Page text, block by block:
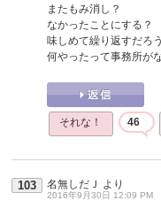
またもみ消し？
なかったことにする？
味しめて繰り返すだろ
何やったって事務所が
それな！ 46
103 名無しだＪ より
2016年9月30日 12:09 PM